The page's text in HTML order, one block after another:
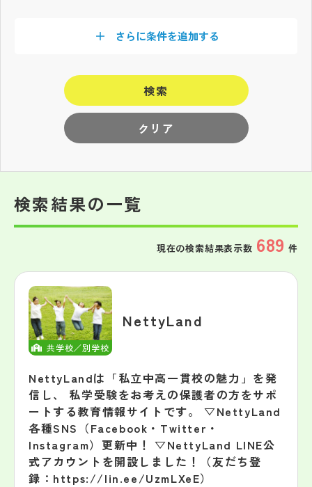
個人情報保護方針
サイトマップ
さらに条件を追加する
クリア
検索
検索結果の一覧
現在の検索結果表示数 689 件
共学校／別学校
NettyLand
NettyLandは「私立中高一貫校の魅力」を発
信し、 私学受験をお考えの保護者の方をサポ
ートする教育情報サイトです。 ▽NettyLand
各種SNS（Facebook・Twitter・
Instagram）更新中！ ▽NettyLand LINE公
式アカウントを開設しました！（友だち登
録：https://lin.ee/UzmLXeE）